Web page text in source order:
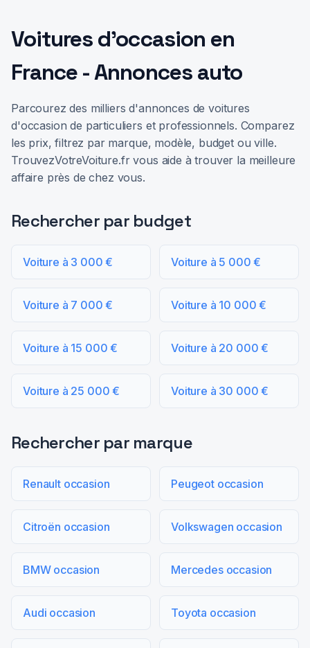
Voitures d'occasion en
France - Annonces auto
Parcourez des milliers d'annonces de voitures
d'occasion de particuliers et professionnels. Comparez
les prix, filtrez par marque, modèle, budget ou ville.
TrouvezVotreVoiture.fr vous aide à trouver la meilleure
affaire près de chez vous.
Rechercher par budget
Voiture à 3 000 € Voiture à 5 000 €
Voiture à 7 000 € Voiture à 10 000 €
Voiture à 15 000 € Voiture à 20 000 €
Voiture à 25 000 € Voiture à 30 000 €
Rechercher par marque
Renault occasion Peugeot occasion
Citroën occasion Volkswagen occasion
BMW occasion Mercedes occasion
Audi occasion Toyota occasion